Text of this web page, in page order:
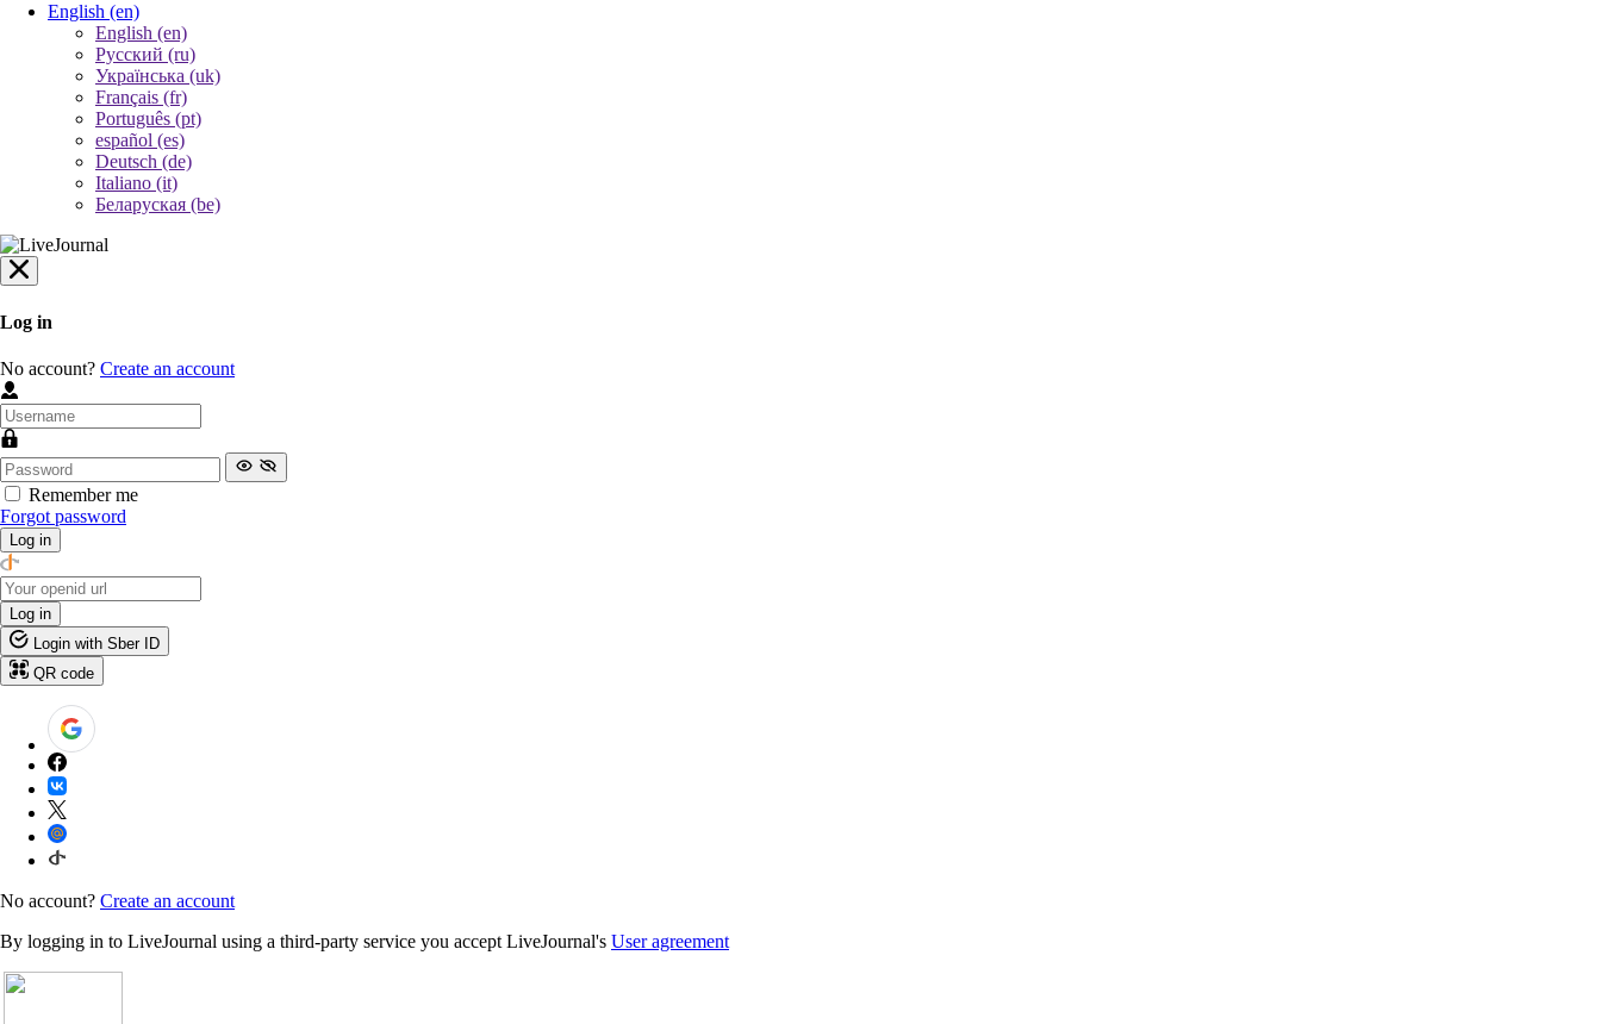
English (en)
English (en)
Русский (ru)
Українська (uk)
Français (fr)
Português (pt)
español (es)
Deutsch (de)
Italiano (it)
Беларуская (be)
Log in
No account? Create an account
Remember me
Forgot password
Log in
Log in
Login with Sber ID
QR code
No account? Create an account
By logging in to LiveJournal using a third-party service you accept LiveJournal's User agreement